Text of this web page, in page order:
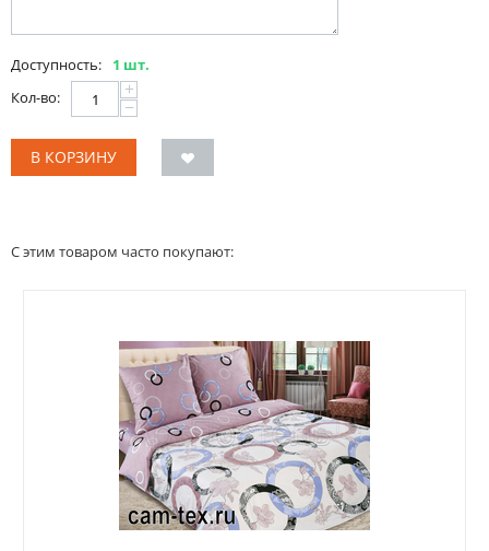
Доступность:
1 шт.
Кол-во:
+
−
В КОРЗИНУ
С этим товаром часто покупают: